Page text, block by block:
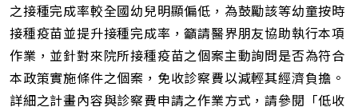
之接種完成率較全國幼兒明顯偏低，為鼓勵該等幼童按時
接種疫苗並提升接種完成率，籲請醫界朋友協助執行本項
作業，並針對來院所接種疫苗之個案主動詢問是否為符合
本政策實施條件之個案，免收診察費以減輕其經濟負擔。
詳細之計畫內容與診察費申請之作業方式，請參閱「低收